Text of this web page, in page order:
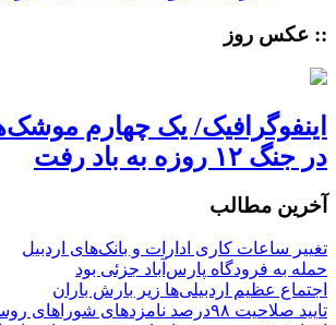
:: عکس روز
اینفوگرافیک/ یک چهارم
در جنگ ۱۲ روزه به باد رفت
آخرین مطالب
تغییر ساعات کاری ادارات و بانک‌های اردبیل
حمله به فرودگاه پارس‌‌آباد جزئی بود
اجتماع عظیم اردبیلی‌ها زیر بارش باران
تایید صلاحیت ۹۸درصد نامزدهای شوراهای روستای اردبیل